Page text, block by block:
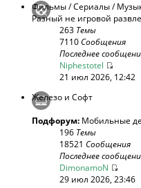
Фильмы / Сериалы /
Разный не игровой
263 Темы
7110Сообщения
Последнее
Niphestotel
21 июл 2026, 12:42
Железо и Софт
Подфорум: Мобильные
196 Темы
18521 Сообщения
Последнее
DimonamoN
29 июл 2026, 23:46